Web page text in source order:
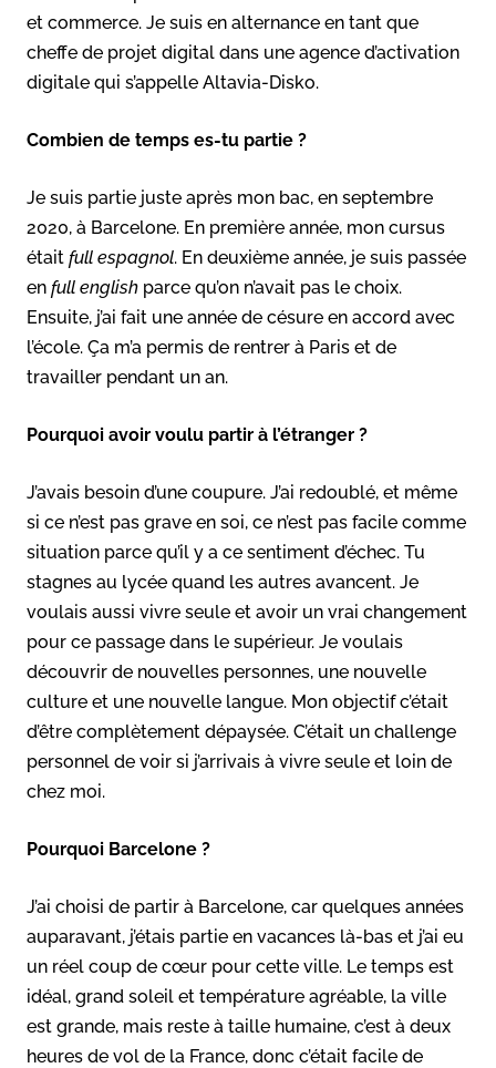
et commerce. Je suis en alternance en tant que
cheffe de projet digital dans une agence d’activation
digitale qui s’appelle Altavia-Disko.
Combien de temps es-tu partie ?
Je suis partie juste après mon bac, en septembre
2020, à Barcelone. En première année, mon cursus
était full espagnol. En deuxième année, je suis passée
en full english parce qu’on n’avait pas le choix.
Ensuite, j’ai fait une année de césure en accord avec
l’école. Ça m’a permis de rentrer à Paris et de
travailler pendant un an.
Pourquoi avoir voulu partir à l’étranger ?
J’avais besoin d’une coupure. J’ai redoublé, et même
si ce n’est pas grave en soi, ce n’est pas facile comme
situation parce qu’il y a ce sentiment d’échec. Tu
stagnes au lycée quand les autres avancent. Je
voulais aussi vivre seule et avoir un vrai changement
pour ce passage dans le supérieur. Je voulais
découvrir de nouvelles personnes, une nouvelle
culture et une nouvelle langue. Mon objectif c’était
d’être complètement dépaysée. C’était un challenge
personnel de voir si j’arrivais à vivre seule et loin de
chez moi.
Pourquoi Barcelone ?
J’ai choisi de partir à Barcelone, car quelques années
auparavant, j’étais partie en vacances là-bas et j’ai eu
un réel coup de cœur pour cette ville. Le temps est
idéal, grand soleil et température agréable, la ville
est grande, mais reste à taille humaine, c’est à deux
heures de vol de la France, donc c’était facile de